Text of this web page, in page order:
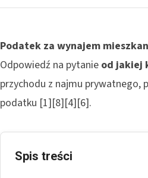
Podatek za wynajem
Odpowiedź na pytanie od jakiej
przychodu z najmu
podatku [1][8][4][6].
Spis treści